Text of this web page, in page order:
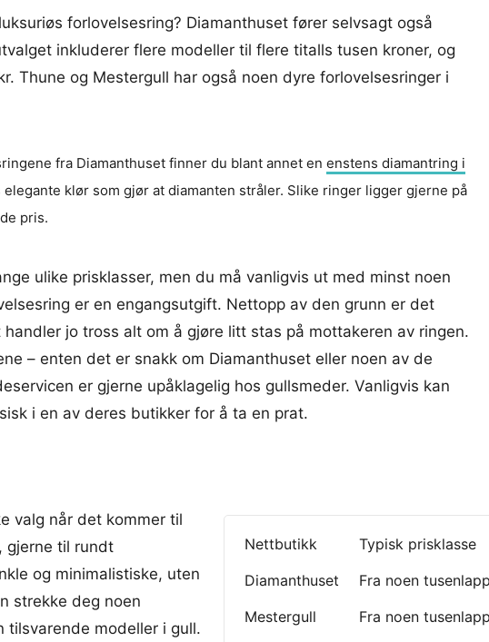
forlovelsesring? Diamanthuset fører selvsagt også
inkluderer flere modeller til flere titalls tusen kroner, og
Thune og Mestergull har også noen dyre forlovelsesringer i
fra Diamanthuset finner du blant annet en enstens diamantring i
klør som gjør at diamanten stråler. Slike ringer ligger gjerne på
pris.
ulike prisklasser, men du må vanligvis ut med minst noen
er en engangsutgift. Nettopp av den grunn er det
jo tross alt om å gjøre litt stas på mottakeren av ringen.
– enten det er snakk om Diamanthuset eller noen av de
er gjerne upåklagelig hos gullsmeder. Vanligvis kan
i en av deres butikker for å ta en prat.
Nettbutikk
Typisk prisklasse
Diamanthuset
Fra noen
Mestergull
Fra noen
valg når det kommer til
gjerne til rundt
og minimalistiske, uten
strekke deg noen
tilsvarende modeller i gull.